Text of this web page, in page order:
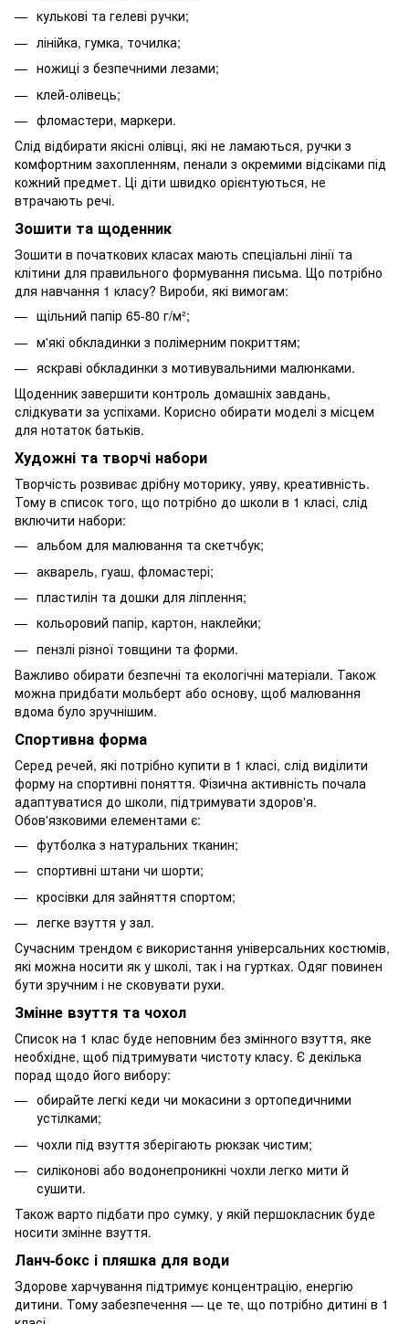
кулькові та гелеві ручки;
лінійка, гумка, точилка;
ножиці з безпечними лезами;
клей-олівець;
фломастери, маркери.
Слід відбирати якісні олівці, які не ламаються, ручки з
комфортним захопленням, пенали з окремими відсіками під
кожний предмет. Ці діти швидко орієнтуються, не
втрачають речі.
Зошити та щоденник
Зошити в початкових класах мають спеціальні лінії та
клітини для правильного формування письма. Що потрібно
для навчання 1 класу? Вироби, які вимогам:
щільний папір 65-80 г/м²;
м'які обкладинки з полімерним покриттям;
яскраві обкладинки з мотивувальними малюнками.
Щоденник завершити контроль домашніх завдань,
слідкувати за успіхами. Корисно обирати моделі з місцем
для нотаток батьків.
Художні та творчі набори
Творчість розвиває дрібну моторику, уяву, креативність.
Тому в список того, що потрібно до школи в 1 класі, слід
включити набори:
альбом для малювання та скетчбук;
акварель, гуаш, фломастері;
пластилін та дошки для ліплення;
кольоровий папір, картон, наклейки;
пензлі різної товщини та форми.
Важливо обирати безпечні та екологічні матеріали. Також
можна придбати мольберт або основу, щоб малювання
вдома було зручнішим.
Спортивна форма
Серед речей, які потрібно купити в 1 класі, слід виділити
форму на спортивні поняття. Фізична активність почала
адаптуватися до школи, підтримувати здоров'я.
Обов'язковими елементами є:
футболка з натуральних тканин;
спортивні штани чи шорти;
кросівки для зайняття спортом;
легке взуття у зал.
Сучасним трендом є використання універсальних костюмів,
які можна носити як у школі, так і на гуртках. Одяг повинен
бути зручним і не сковувати рухи.
Змінне взуття та чохол
Список на 1 клас буде неповним без змінного взуття, яке
необхідне, щоб підтримувати чистоту класу. Є декілька
порад щодо його вибору:
обирайте легкі кеди чи мокасини з ортопедичними
устілками;
чохли під взуття зберігають рюкзак чистим;
силіконові або водонепроникні чохли легко мити й
сушити.
Також варто підбати про сумку, у якій першокласник буде
носити змінне взуття.
Ланч-бокс і пляшка для води
Здорове харчування підтримує концентрацію, енергію
дитини. Тому забезпечення — це те, що потрібно дитині в 1